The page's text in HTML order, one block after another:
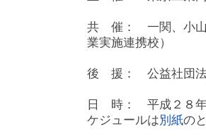
共 催： 一関、小山
業実施連携校）
後 援： 公益社団法
日 時： 平成２８
ケジュールは別紙の